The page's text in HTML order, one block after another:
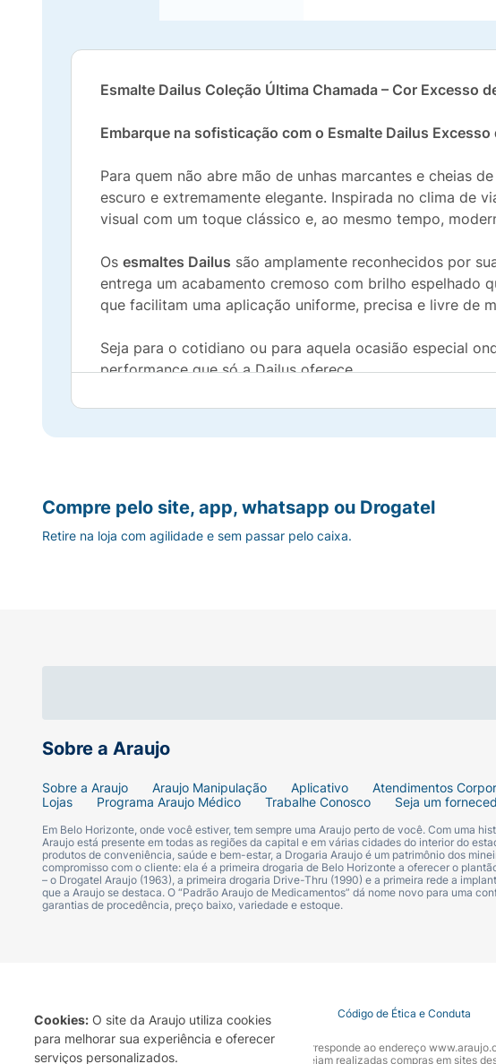
Cookies: O site da Araujo utiliza cookies
para melhorar sua experiência e oferecer
serviços personalizados.
Esmalte Dailus Coleção Última Chamada – Cor Excesso
Embarque na sofisticação com o Esmalte Dailus
Para quem não abre mão de unhas marcantes e cheias
escuro e extremamente elegante. Inspirada no clima de
visual com um toque clássico e, ao mesmo tempo,
Os esmaltes Dailus são amplamente reconhecidos por
entrega um acabamento cremoso com brilho espelhado
que facilitam uma aplicação uniforme, precisa e livre de
Seja para o cotidiano ou para aquela ocasião especial
performance que só a Dailus oferece.
Por que você vai amar?
Pincel Big Flat Brush:Design anatômico que distribui o
Brilho Intenso: Acabamento cremoso e radiante sem a
Sobre a Araujo
Sobre a Araujo Araujo Manipulação Aplicativo Atendimentos
Lojas
Programa Araujo Médico Trabalhe Conosco Seja um
Em Belo Horizonte, onde você estiver, tem sempre uma Araujo perto de você. Com uma
Araujo está presente em todas as regiões da capital e em várias cidades do interior do
produtos de conveniência, saúde e bem-estar, a Drogaria Araujo é um patrimônio dos
compromisso com o cliente: ela é a primeira drogaria de Belo Horizonte a oferecer o
– o Drogatel Araujo (1963), a primeira drogaria Drive-Thru (1990) e a primeira rede a
que a Araujo se destaca. O “Padrão Araujo de Medicamentos” dá nome novo para uma
garantias de procedência, preço baixo, variedade e estoque.
Compre pelo site, app, whatsapp ou Drogatel
Retire na loja com agilidade e sem passar pelo caixa.
Termo de Uso Portal da Privacidade Código de Ética e Conduta
A Drogaria Araujo S/A informa que o seu site oficial corresponde ao endereço
marca. Para sua segurança recomendamos que não sejam realizadas compras em sites